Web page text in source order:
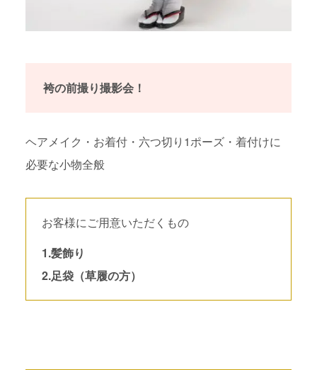
袴の前撮り撮影会！
ヘアメイク・お着付・六つ切り1ポーズ・着付けに
必要な小物全般
お客様にご用意いただくもの
1.髪飾り
2.足袋（草履の方）